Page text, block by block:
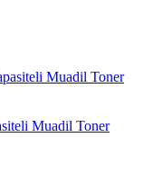
Muadil Toner